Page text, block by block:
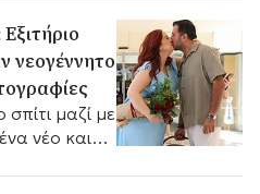
νεογέννητο
μαζί με
νέο και